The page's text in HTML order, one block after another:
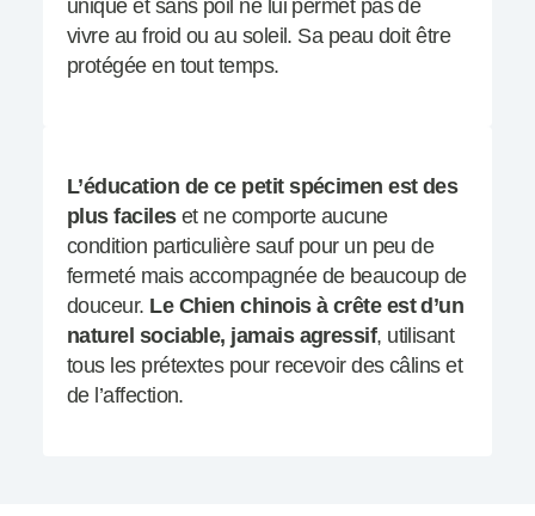
unique et sans poil ne lui permet pas de
vivre au froid ou au soleil. Sa peau doit être
protégée en tout temps.
L’éducation de ce petit spécimen est des
plus facileset ne comporte aucune
condition particulière sauf pour un peu de
fermeté mais accompagnée de beaucoup de
douceur. Le Chien chinois à crête est d’un
naturel sociable, jamais agressif, utilisant
tous les prétextes pour recevoir des câlins et
de l’affection.